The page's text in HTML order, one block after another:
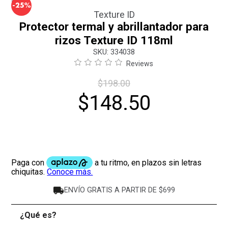
-25%
Texture ID
Protector termal y abrillantador para
rizos Texture ID 118ml
: 334038
Reviews
$198.00
$148.50
ENVÍO GRATIS A PARTIR DE $699
¿Qué es?